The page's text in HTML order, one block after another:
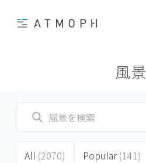
風景
All (2070)
Popular(141)